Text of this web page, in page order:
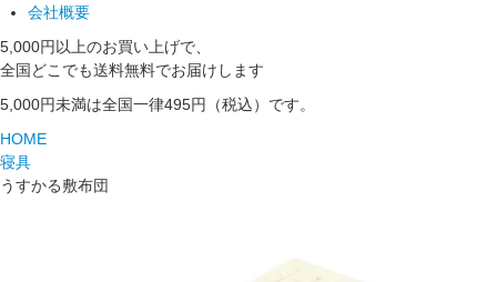
会社概要
5,000円以上のお買い上げで、
全国どこでも送料無料でお届けします
5,000円未満は全国一律495円（税込）です。
HOME
寝具
うすかる敷布団